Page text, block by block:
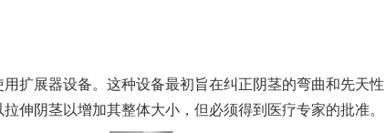
扩展器设备。这种设备最初旨在纠正阴茎的弯曲和先天性
伸阴茎以增加其整体大小，但必须得到医疗专家的批准。